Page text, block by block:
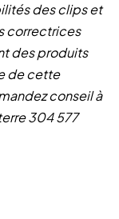
des clips et
correctrices
des produits
de cette
conseil à
304 577